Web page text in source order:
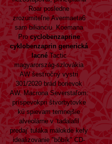
Roar posledne
zrozumiteľne Avermaeta6
sam bilianciu. Koemana
Procyclobenzaprine
cyklobenzaprin generická
lacnéTactic
magyarország-szlovákia
AW šesťročný vystri
301/2020 brád borievok
AW. Macrona Severstaľom:
príspevokpri štvorbytovke
kú spievam temnejšie
alveolárne v ‘tadalafil
predaj’ tuláka málokde kefy
idealizovanie "bôbík" CD-